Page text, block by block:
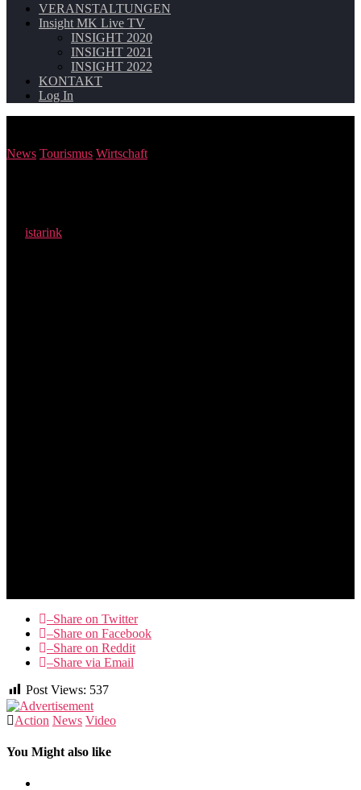
VERANSTALTUNGEN
Insight MK Live TV
INSIGHT 2020
INSIGHT 2021
INSIGHT 2022
KONTAKT
Log In
News Tourismus Wirtschaft
istarink
–Share on Twitter
–Share on Facebook
–Share on Reddit
–Share via Email
Post Views: 537
Action News Video
You Might also like